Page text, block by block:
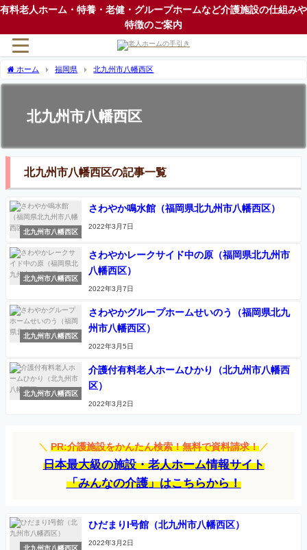
有料老人ホーム・特養・老健・グループホームなど介護施設の仕組みや
特徴のご案内
ホーム 福岡県 北九州市八幡西区
北九州市八幡西区
北九州市八幡西区の記事一覧
北九州市八幡西区
さわやか鳴水館（福岡県北九州市八幡西区）
2022年3月7日
北九州市八幡西区
さわやかレークサイド中の原（福岡県北九州市
八幡西区）
2022年3月7日
北九州市八幡西区
さわやかグループホームせいのう（福岡県北九
州市八幡西区）
2022年3月5日
北九州市八幡西区
介護付有料老人ホームひかり（北九州市八幡西
区）
2022年3月2日
＼ PR:介護施設をかんたん検索！無料で資料請求！ ／
日本最大級の施設・老人ホーム情報サイト
「みんなの介護」はこちらから！
北九州市八幡西区
ひだまりI号館（北九州市八幡西区）
2022年3月2日